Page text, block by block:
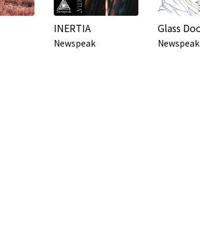
INERTIA
Newspeak Newspeak